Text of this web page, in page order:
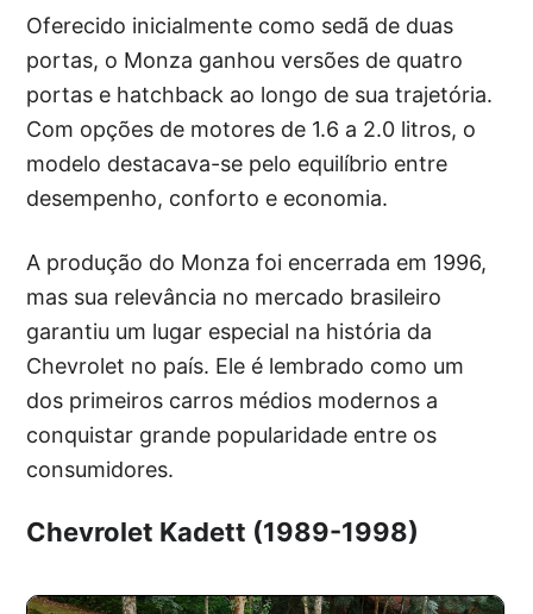
Oferecido inicialmente como sedã de duas
portas, o Monza ganhou versões de quatro
portas e hatchback ao longo de sua trajetória.
Com opções de motores de 1.6 a 2.0 litros, o
modelo destacava-se pelo equilíbrio entre
desempenho, conforto e economia.
A produção do Monza foi encerrada em 1996,
mas sua relevância no mercado brasileiro
garantiu um lugar especial na história da
Chevrolet no país. Ele é lembrado como um
dos primeiros carros médios modernos a
conquistar grande popularidade entre os
consumidores.
Chevrolet Kadett (1989-1998)